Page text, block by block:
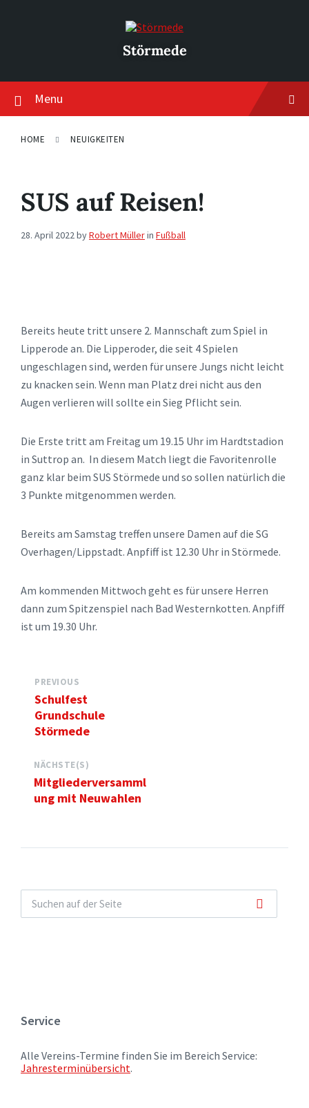
Störmede
Menu
HOME NEUIGKEITEN
SUS auf Reisen!
28. April 2022byRobert Müllerin Fußball
Bereits heute tritt unsere 2. Mannschaft zum Spiel in
Lipperode an. Die Lipperoder, die seit 4 Spielen
ungeschlagen sind, werden für unsere Jungs nicht leicht
zu knacken sein. Wenn man Platz drei nicht aus den
Augen verlieren will sollte ein Sieg Pflicht sein.
Die Erste tritt am Freitag um 19.15 Uhr im Hardtstadion
in Suttrop an. In diesem Match liegt die Favoritenrolle
ganz klar beim SUS Störmede und so sollen natürlich die
3 Punkte mitgenommen werden.
Bereits am Samstag treffen unsere Damen auf die SG
Overhagen/Lippstadt. Anpfiff ist 12.30 Uhr in Störmede.
Am kommenden Mittwoch geht es für unsere Herren
dann zum Spitzenspiel nach Bad Westernkotten. Anpfiff
ist um 19.30 Uhr.
PREVIOUS
Schulfest
Grundschule
Störmede
NÄCHSTE(S)
Mitgliederversamml
ung mit Neuwahlen
Service
Alle Vereins-Termine finden Sie im Bereich Service:
Jahresterminübersicht.